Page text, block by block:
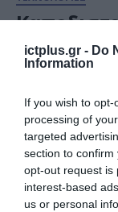
ictplus.gr - Do
Information
If you wish to
processing of
targeted
section to
opt-out request is
interest-based
us or personal
γραμμή